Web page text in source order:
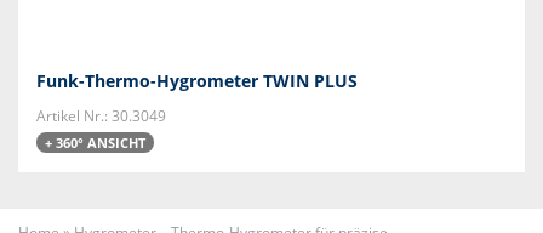
Funk-Thermo-Hygrometer TWIN PLUS
Artikel Nr.: 30.3049
+ 360° ANSICHT